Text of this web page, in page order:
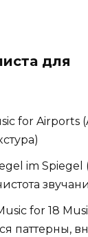
для
for Airports
im
for 18
паттерны,